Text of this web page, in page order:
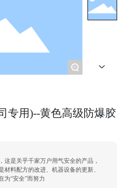
+
专用)--黄色高级防爆胶
这是关乎千家万户用气安全的产品，
材料配方的改进、机器设备的更新、
为“安全”而努力